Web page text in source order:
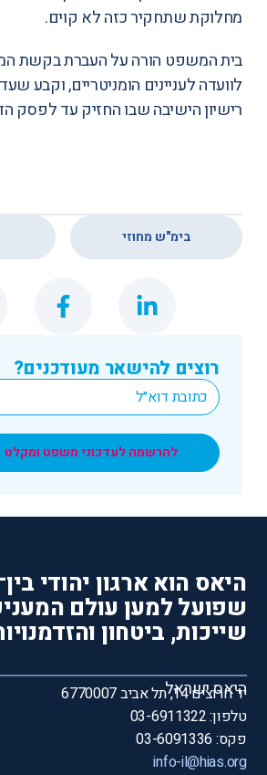
מחלוקת שתחקיר כזה לא קוים.
בית המשפט הורה על העברת בקשת
לוועדה לעניינים הומניטריים, וקבע
רישיון הישיבה שבו החזיק עד לפסק
רוצים להישאר מעודכנים?
Email
*
להרשמה לעדכוני משפט ומקלט
בימ"ש מחוזי
היאס הוא ארגון יהודי
שפועל למען עולם
שייכות, ביטחון
היאס ישראל
יד חרוצים 14, תל אביב 6770007
טלפון: 03-6911322
פקס: 03-6091336
info-il@hias.org